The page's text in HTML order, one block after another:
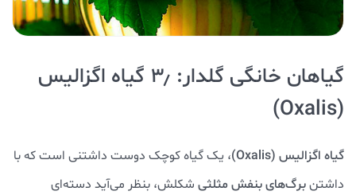
گیاهان خانگی گلدار: ۳٫ گیاه اگزالیس
(Oxalis)
گیاه اگزالیس (Oxalis)
، یک گیاه کوچک دوست داشتنی است که با
داشتنبرگ‌های بنفش مثلثی شکلش، بنظر می‌آید دسته‌ای